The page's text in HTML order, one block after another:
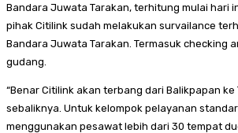
Bandara Juwata Tarakan, terhitung mulai hari
pihak Citilink sudah melakukan survailance
Bandara Juwata Tarakan. Termasuk checking
gudang.
“Benar Citilink akan terbang dari Balikpapan ke
sebaliknya. Untuk kelompok pelayanan
menggunakan pesawat lebih dari 30 tempat